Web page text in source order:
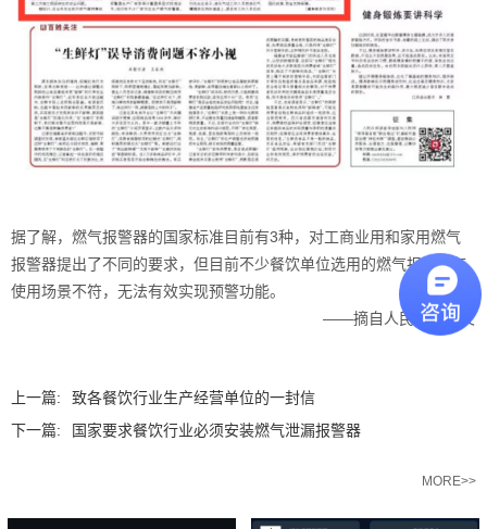
据了解， 燃气报警器的国家标准目前有3种，对工商业用和家用燃气
报警器提出了不同的要求，但目前不少餐饮单位选用的燃气报警器 与
使用场景不符，无法有效实现预警功能。
——摘自人民日报原文
上一篇:
致各餐饮行业生产经营单位的一封信
下一篇:
国家要求餐饮行业必须安装燃气泄漏报警器
MORE>>